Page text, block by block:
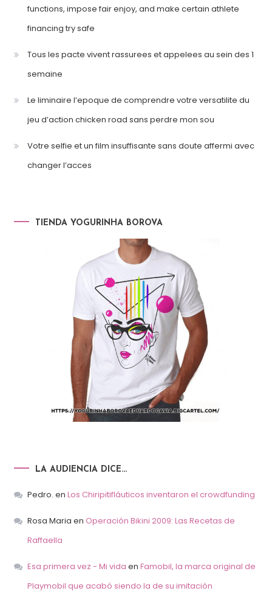
functions, impose fair enjoy, and make certain athlete
financing try safe
Tous les pacte vivent rassurees et appelees au sein des 1
semaine
Le liminaire l’epoque de comprendre votre versatilite du
jeu d’action chicken road sans perdre mon sou
Votre selfie et un film insuffisante sans doute affermi avec
changer l’acces
TIENDA YOGURINHA BOROVA
LA AUDIENCIA DICE…
Pedro. en Los Chiripitifláuticos inventaron el crowdfunding
Rosa Maria en Operación Bikini 2009: Las Recetas de
Raffaella
Esa primera vez - Mi vida en Famobil, la marca original de
Playmobil que acabó siendo la de su imitación